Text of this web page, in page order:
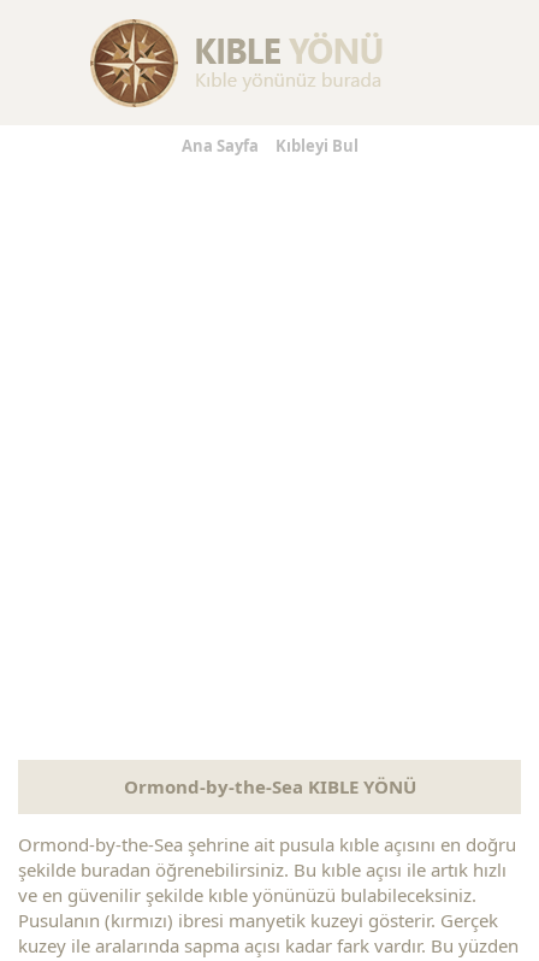
Handbags
Ana Sayfa Kıbleyi Bul
Ormond-by-the-Sea KIBLE YÖNÜ
Ormond-by-the-Sea şehrine ait pusula kıble açısını en doğru
şekilde buradan öğrenebilirsiniz. Bu kıble açısı ile artık hızlı
ve en güvenilir şekilde kıble yönünüzü bulabileceksiniz.
Pusulanın (kırmızı) ibresi manyetik kuzeyi gösterir. Gerçek
kuzey ile aralarında sapma açısı kadar fark vardır. Bu yüzden